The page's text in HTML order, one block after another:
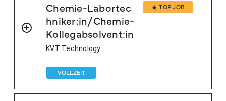
Chemie-Labortec
hniker:in/Chemie-
Kollegabsolvent:in
TOP JOB
KVT Technology
VOLLZEIT